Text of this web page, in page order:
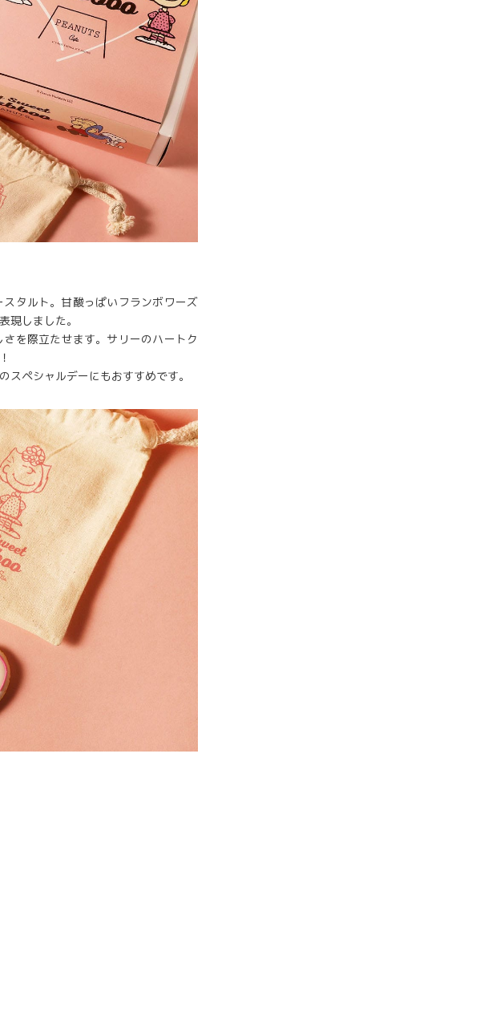
タルト。甘酸っぱいフランボワーズ
現しました。
を際立たせます。サリーのハートク
ペシャルデーにもおすすめです。